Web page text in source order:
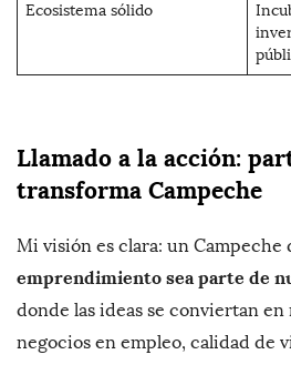
Ecosistema sólido
Llamado a la acción:
transforma Campeche
Mi visión es clara: un Campeche
emprendimiento sea parte de
donde las ideas se conviertan en
negocios en empleo, calidad de